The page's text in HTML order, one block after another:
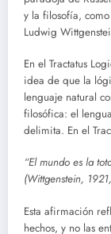
y la filosofía,
Ludwig
En el Tractatus
idea de que la
lenguaje natural
filosófica: el
delimita. En el
“El mundo es la
(Wittgenstein,
Esta afirmación
hechos, y no las